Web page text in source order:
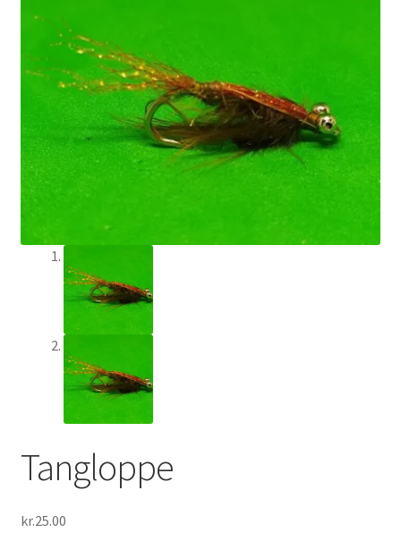
Min Konto
Om Flychef/Impressum
Privatlivspolitik
Shop
Tangloppe
kr.25.00